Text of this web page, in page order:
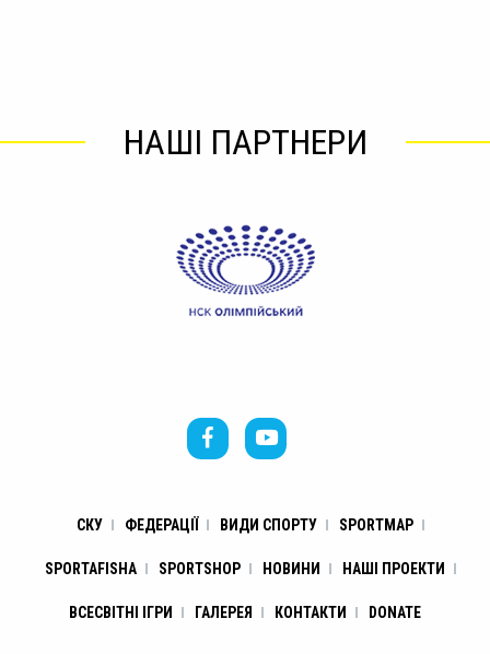
НАШІ ПАРТНЕРИ
СКУ ФЕДЕРАЦІЇ ВИДИ СПОРТУ SPORTMAP
SPORTAFISHA SPORTSHOP НОВИНИ НАШІ ПРОЕКТИ
ВСЕСВІТНІ ІГРИ ГАЛЕРЕЯ КОНТАКТИ DONATE